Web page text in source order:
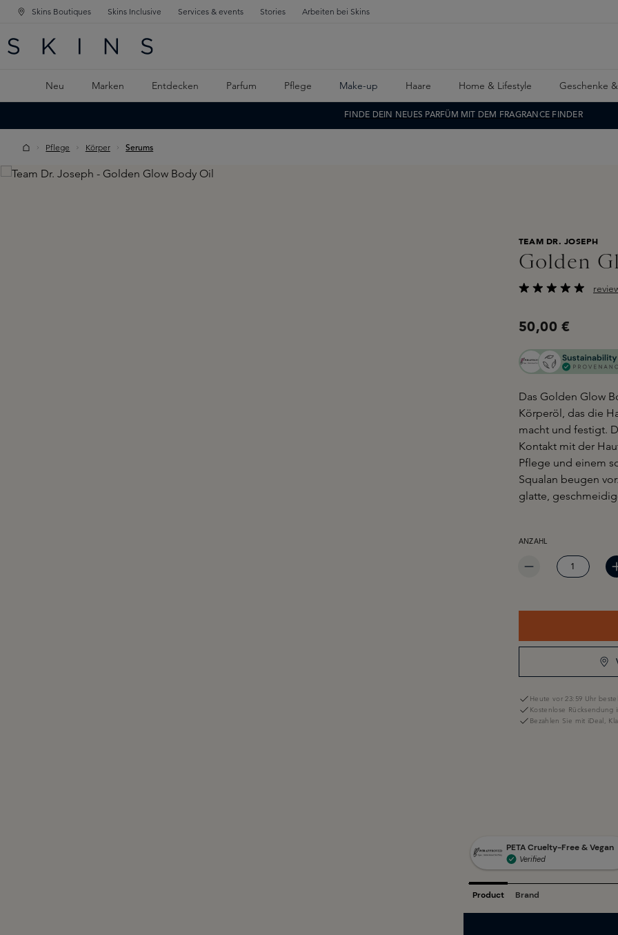
SPRINGEN
SPRINGEN
Skins Boutiques Skins Inclusive Services & events Stories Arbeiten bei Skins
Neu Marken Entdecken Parfum Pflege Make-up Haare Home & Lifestyle Geschenke
FINDE DEIN NEUES PARFÜM MIT DEM FRAGRANCE FINDER
Pflege Körper Serums
Skip image gallery
TEAM DR. JOSEPH
Golden
50,00 €
Das Golden Glow
Körperöl, das die
macht und festigt.
Kontakt mit der
Pflege und einem
Squalan beugen
glatte,
PRODUKT ANZAHL: GIB
ANZAHL
Heute vor 23:59 Uhr
Kostenlose Rücksendung
Bezahlen Sie mit iDeal,